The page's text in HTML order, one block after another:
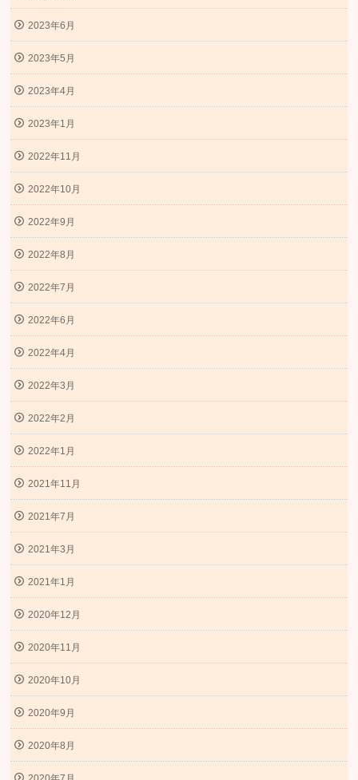
2023年6月
2023年5月
2023年4月
2023年1月
2022年11月
2022年10月
2022年9月
2022年8月
2022年7月
2022年6月
2022年4月
2022年3月
2022年2月
2022年1月
2021年11月
2021年7月
2021年3月
2021年1月
2020年12月
2020年11月
2020年10月
2020年9月
2020年8月